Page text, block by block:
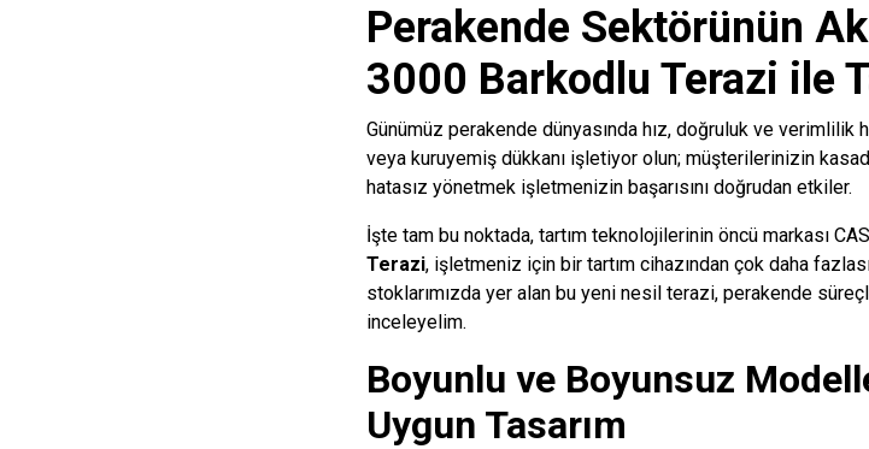
Perakende Sektörünün
3000 Barkodlu Terazi ile
Günümüz perakende dünyasında hız, doğruluk ve verimlilik
veya kuruyemiş dükkanı işletiyor olun; müşterilerinizin
hatasız yönetmek işletmenizin başarısını doğrudan etkiler.
İşte tam bu noktada, tartım teknolojilerinin öncü markası
Terazi, işletmeniz için bir tartım cihazından çok daha
stoklarımızda yer alan bu yeni nesil terazi, perakende
inceleyelim.
Boyunlu ve Boyunsuz
Uygun Tasarım